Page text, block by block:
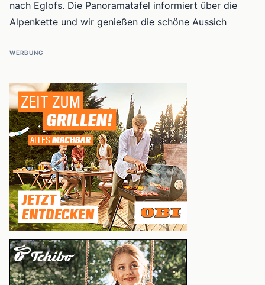
nach Eglofs. Die Panoramatafel informiert über die
Alpenkette und wir genießen die schöne Aussich
WERBUNG